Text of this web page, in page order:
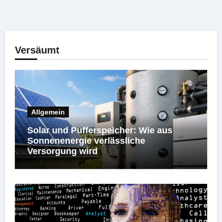
Versäumt
Allgemein
Solar und Pufferspeicher: Wie aus
Sonnenenergie verlässliche
Versorgung wird